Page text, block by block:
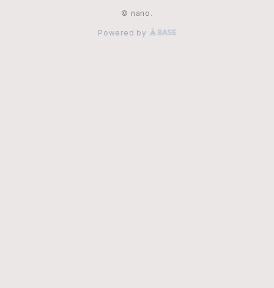
© nano.
Powered by